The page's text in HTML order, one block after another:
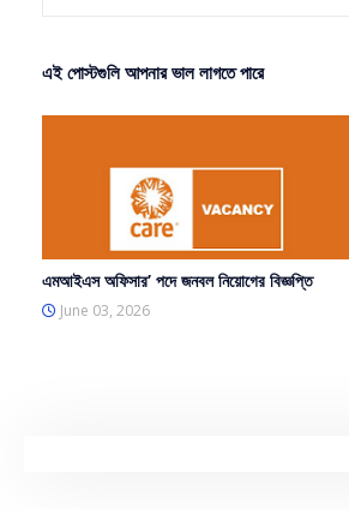
এই পোস্টগুলি আপনার ভাল লাগতে পারে
এমআইএস অফিসার’ পদে জনবল নিয়োগের বিজ্ঞপ্তি
June 03, 2026